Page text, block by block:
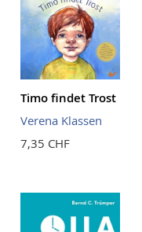
Timo findet Trost
Verena Klassen
7,35 CHF